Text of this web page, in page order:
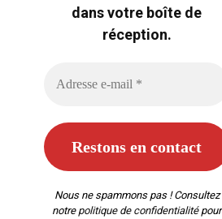
dans votre boîte de
réception.
Nous ne spammons pas ! Consultez
notre politique de confidentialitépour